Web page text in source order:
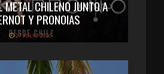
METAL CHILENO JUNTO A
Y PRONOIAS
27 JULIO 2026